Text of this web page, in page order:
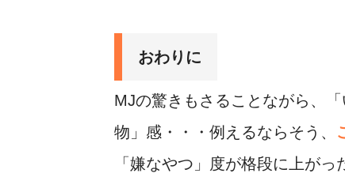
おわりに
MJの驚きもさることながら、
物」感・・・例えるならそう、
「嫌なやつ」度が格段に上が